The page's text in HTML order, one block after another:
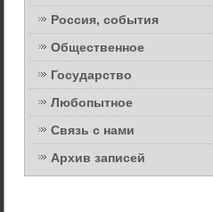
Россия, события
Общественное
Государство
Любопытное
Связь с нами
Архив записей